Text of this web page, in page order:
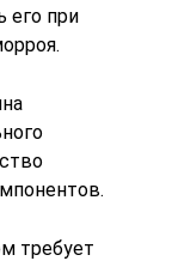
его при
требует